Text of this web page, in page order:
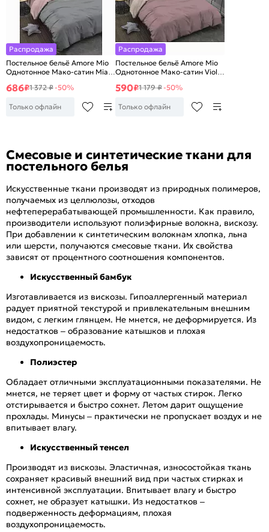
Распродажа
Постельное бельё Amore Mio
Однотонное Мако-сатин Mia
686₽1 372 ₽-50%
Только офлайн
Распродажа
Постельное бельё Amore Mio
Однотонное Мако-сатин Viola
590₽1 179 ₽-50%
Только офлайн
Смесовые и синтетические ткани для
постельного белья
Искусственные ткани производят из природных полимеров,
получаемых из целлюлозы, отходов
нефтеперерабатывающей промышленности. Как правило,
производители используют полиэфирные волокна, вискозу.
При добавлении к синтетическим волокнам хлопка, льна
или шерсти, получаются смесовые ткани. Их свойства
зависят от процентного соотношения компонентов.
Искусственный бамбук
Изготавливается из вискозы. Гипоаллергенный материал
радует приятной текстурой и привлекательным внешним
видом, с легким глянцем. Не мнется, не деформируется. Из
недостатков – образование катышков и плохая
воздухопроницаемость.
Полиэстер
Обладает отличными эксплуатационными показателями. Не
мнется, не теряет цвет и форму от частых стирок. Легко
отстирывается и быстро сохнет. Летом дарит ощущение
прохлады. Минусы – практически не пропускает воздух и не
впитывает влагу.
Искусственный тенсел
Производят из вискозы. Эластичная, износостойкая ткань
сохраняет красивый внешний вид при частых стирках и
интенсивной эксплуатации. Впитывает влагу и быстро
сохнет, не образует катышки. Из недостатков –
подверженность деформациям, плохая
воздухопроницаемость.